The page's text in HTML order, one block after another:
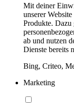
Mit deiner
unserer
Produkte. Dazu
ab und nutzen
Dienste bereits
Bing, Criteo,
Marketing